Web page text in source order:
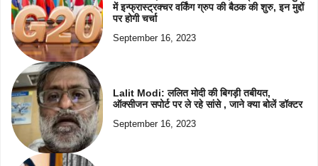
में इन्फ्रास्ट्रक्चर वर्किंग ग्रुप की बैठक की शुरु, इन मुद्दों
पर होगी चर्चा
September 16, 2023
Lalit Modi: ललित मोदी की बिगड़ी तबीयत,
ऑक्सीजन सपोर्ट पर ले रहे सांसे , जाने क्या बोलें डॉक्टर
September 16, 2023